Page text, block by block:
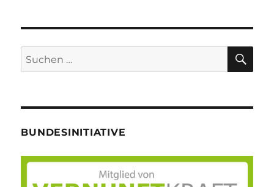
Suche
nach:
BUNDESINITIATIVE